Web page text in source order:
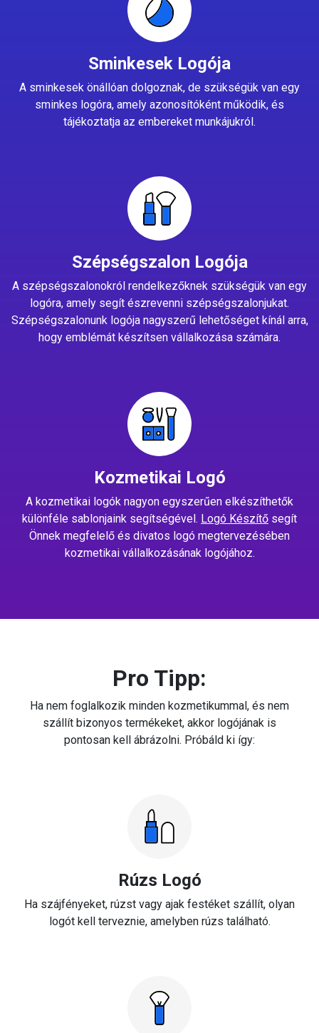
Sminkesek Logója
A sminkesek önállóan dolgoznak, de szükségük van egy
sminkes logóra, amely azonosítóként működik, és
tájékoztatja az embereket munkájukról.
Szépségszalon Logója
A szépségszalonokról rendelkezőknek szükségük van egy
logóra, amely segít észrevenni szépségszalonjukat.
Szépségszalonunk logója nagyszerű lehetőséget kínál arra,
hogy emblémát készítsen vállalkozása számára.
Kozmetikai Logó
A kozmetikai logók nagyon egyszerűen elkészíthetők
különféle sablonjaink segítségével. Logó Készítő segít
Önnek megfelelő és divatos logó megtervezésében
kozmetikai vállalkozásának logójához.
Pro Tipp:
Ha nem foglalkozik minden kozmetikummal, és nem
szállít bizonyos termékeket, akkor logójának is
pontosan kell ábrázolni. Próbáld ki így:
Rúzs Logó
Ha szájfényeket, rúzst vagy ajak festéket szállít, olyan
logót kell terveznie, amelyben rúzs található.